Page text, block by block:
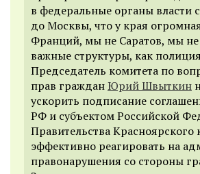
в федеральные органы власти
до Москвы, что у края
Франций, мы не Саратов, мы
важные структуры, как
Председатель комитета по
прав гражданЮрий Швыткин
ускорить подписание
РФ и субъектом Российской
Правительства Красноярского
эффективно реагировать на
правонарушения со стороны